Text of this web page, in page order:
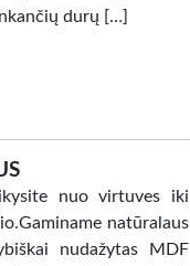
durų […]
nuo virtuves iki
natūralaus
nudažytas MDF